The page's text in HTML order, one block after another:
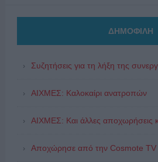
ΔΗΜΟΦΙΛΗ
Συζητήσεις για τη λήξη της
ΑΙΧΜΕΣ: Καλοκαίρι ανατροπών
ΑΙΧΜΕΣ: Και άλλες αποχωρήσεις
Αποχώρησε από την Cosmote TV